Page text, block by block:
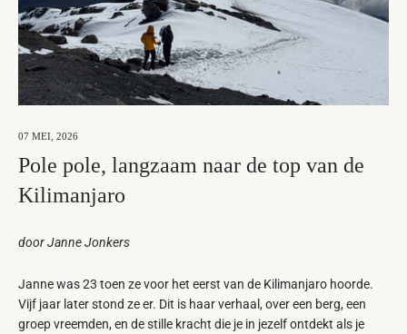
07 MEI, 2026
Pole pole, langzaam naar de top van de
Kilimanjaro
door Janne Jonkers
Janne was 23 toen ze voor het eerst van de Kilimanjaro hoorde.
Vijf jaar later stond ze er. Dit is haar verhaal, over een berg, een
groep vreemden, en de stille kracht die je in jezelf ontdekt als je